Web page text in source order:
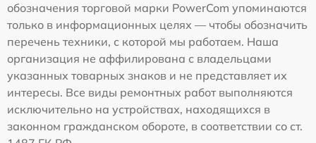
обозначения торговой марки PowerCom упоминаются
только в информационных целях — чтобы обозначить
перечень техники, с которой мы работаем. Наша
организация не аффилирована с владельцами
указанных товарных знаков и не представляет их
интересы. Все виды ремонтных работ выполняются
исключительно на устройствах, находящихся в
законном гражданском обороте, в соответствии со ст.